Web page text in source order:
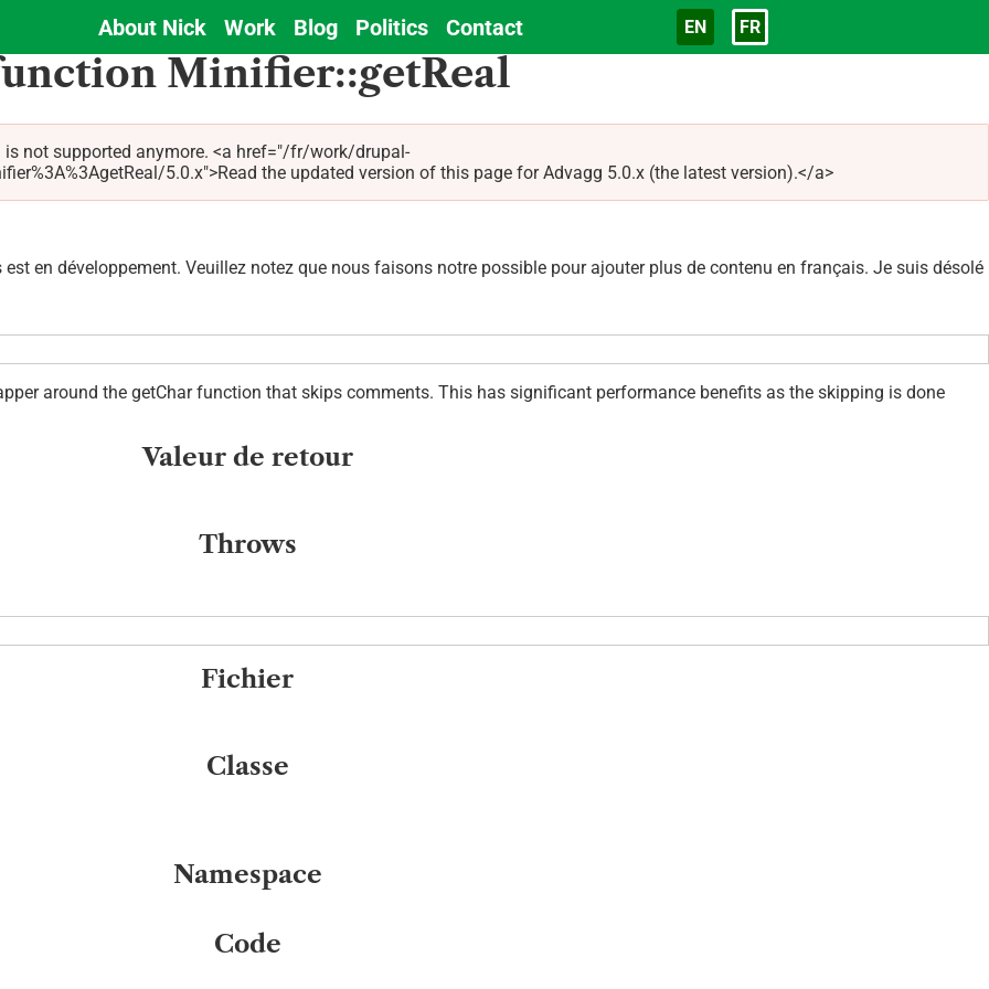
Main
navigation
About Nick Work Blog Politics Contact Langue
EN FR
Minifier::getReal
not supported anymore. <a href="/fr/work/drupal-
5.0.x">Read the updated version of this page for Advagg 5.0.x (the latest version).</a>
en développement. Veuillez notez que nous faisons notre possible pour ajouter plus de contenu en français. Je suis désolé
around the getChar function that skips comments. This has significant performance benefits as the skipping is done
Valeur de retour
Throws
Fichier
Classe
Namespace
Code